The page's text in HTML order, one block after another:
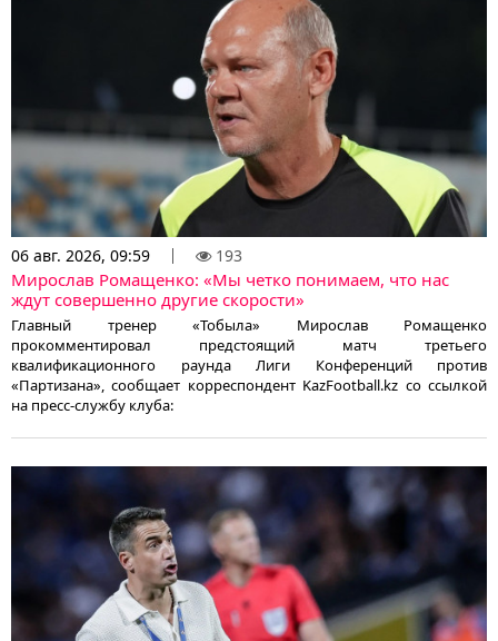
06 авг. 2026, 09:59 193
Мирослав Ромащенко: «Мы четко понимаем, что нас
ждут совершенно другие скорости»
Главный тренер «Тобыла» Мирослав Ромащенко
прокомментировал предстоящий матч третьего
квалификационного раунда Лиги Конференций против
«Партизана», сообщает корреспондент KazFootball.kz со ссылкой
на пресс-службу клуба: